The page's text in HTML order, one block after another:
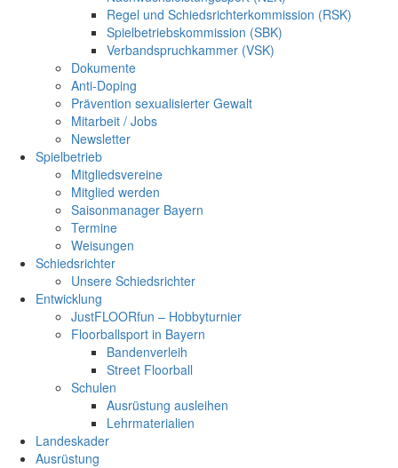
Regel und Schiedsrichterkommission (RSK)
Spielbetriebskommission (SBK)
Verbandspruchkammer (VSK)
Dokumente
Anti-Doping
Prävention sexualisierter Gewalt
Mitarbeit / Jobs
Newsletter
Spielbetrieb
Mitgliedsvereine
Mitglied werden
Saisonmanager Bayern
Termine
Weisungen
Schiedsrichter
Unsere Schiedsrichter
Entwicklung
JustFLOORfun – Hobbyturnier
Floorballsport in Bayern
Bandenverleih
Street Floorball
Schulen
Ausrüstung ausleihen
Lehrmaterialien
Landeskader
Ausrüstung